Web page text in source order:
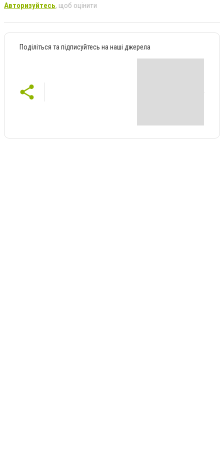
Авторизуйтесь, щоб оцінити
Поділіться та підписуйтесь на наші джерела